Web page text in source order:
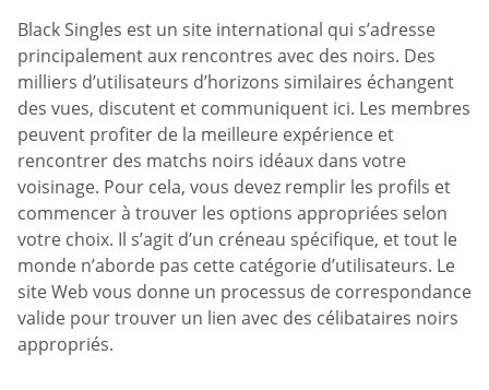
Black Singles est un site international qui s’adresse
principalement aux rencontres avec des noirs. Des
milliers d’utilisateurs d’horizons similaires échangent
des vues, discutent et communiquent ici. Les membres
peuvent profiter de la meilleure expérience et
rencontrer des matchs noirs idéaux dans votre
voisinage. Pour cela, vous devez remplir les profils et
commencer à trouver les options appropriées selon
votre choix. Il s’agit d’un créneau spécifique, et tout le
monde n’aborde pas cette catégorie d’utilisateurs. Le
site Web vous donne un processus de correspondance
valide pour trouver un lien avec des célibataires noirs
appropriés.